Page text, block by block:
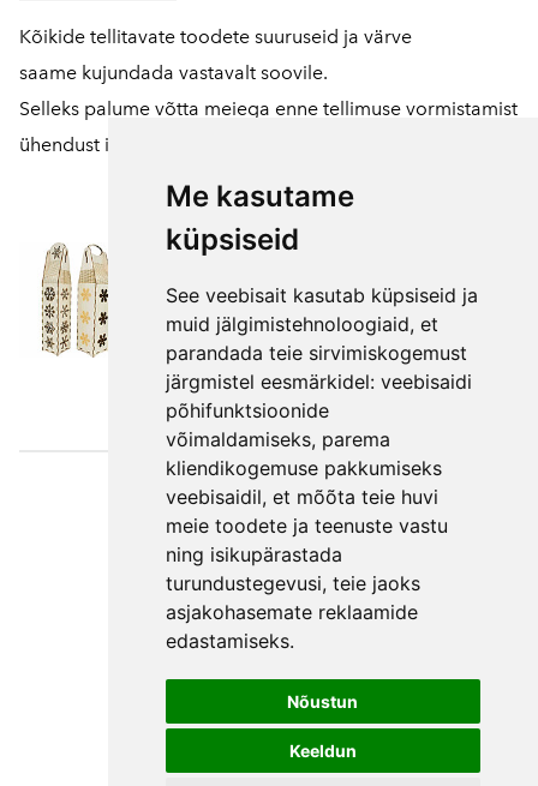
Me kasutame
küpsiseid
See veebisait kasutab küpsiseid ja
muid jälgimistehnoloogiaid, et
parandada teie sirvimiskogemust
järgmistel eesmärkidel: veebisaidi
põhifunktsioonide
võimaldamiseks, parema
kliendikogemuse pakkumiseks
veebisaidil, et mõõta teie huvi
meie toodete ja teenuste vastu
ning isikupärastada
turundustegevusi, teie jaoks
asjakohasemate reklaamide
edastamiseks.
Nõustun
Keeldun
Kõikide tellitavate toodete suuruseid ja värve
saame kujundada vastavalt soovile.
Selleks palume võtta meiega enne tellimuse vormistamist
ühendust info@pikupuu.ee
Väljaotsa
konsultatsioonid
OÜ
Telefon +372 550
2750
E-post
Üldtingimused
Privaatsuspoliitika